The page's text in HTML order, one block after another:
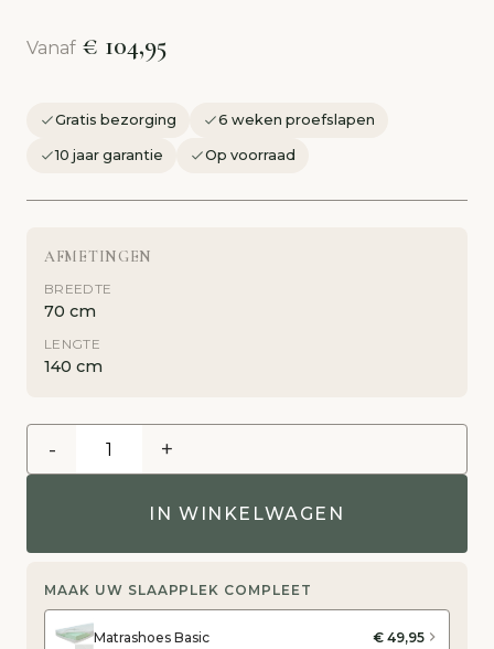
Vanaf € 104,95
Gratis bezorging 6 weken proefslapen
10 jaar garantie Op voorraad
AFMETINGEN
BREEDTE
70 cm
LENGTE
140 cm
- +
IN WINKELWAGEN
MAAK UW SLAAPPLEK COMPLEET
Matrashoes Basic € 49,95